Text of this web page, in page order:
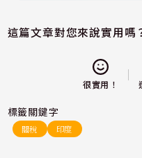
這篇文章對您來說實用嗎
很實用！
標籤關鍵字
關稅 印度